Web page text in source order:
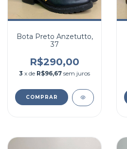
Bota Preto Anzetutto,
37
R$290,00
3 x de R$96,67 sem juros
COMPRAR